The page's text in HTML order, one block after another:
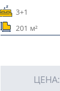
3+1
201 м²
ЦЕНА: